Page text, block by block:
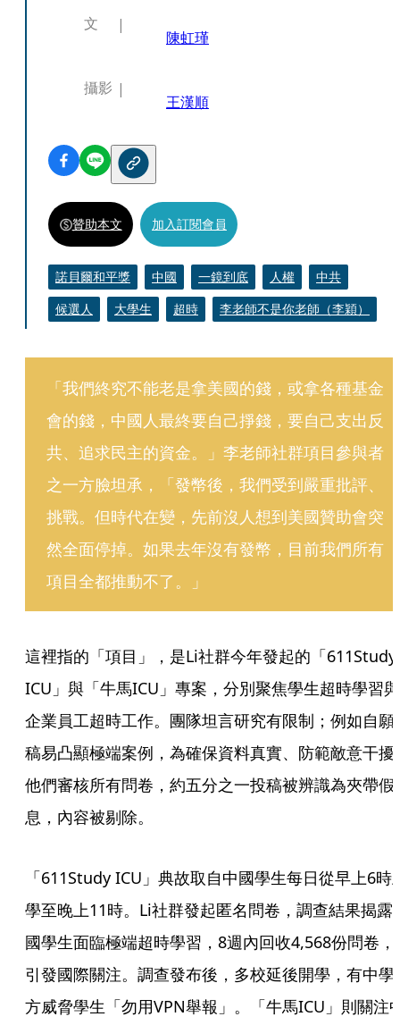
文
陳虹瑾
攝影
王漢順
贊助本文 加入訂閱會員
諾貝爾和平獎 中國 一鏡到底 人權
中共
候選人
大學生 超時 李老師不是你老師（李穎）
「我們終究不能老是拿美國的錢，或拿各種基金
會的錢，中國人最終要自己掙錢，要自己支出反
共、追求民主的資金。」李老師社群項目參與者
之一方臉坦承，「發幣後，我們受到嚴重批評、
挑戰。但時代在變，先前沒人想到美國贊助會突
然全面停掉。如果去年沒有發幣，目前我們所有
項目全都推動不了。」
這裡指的「項目」，是Li社群今年發起的「611Study
ICU」與「牛馬ICU」專案，分別聚焦學生超時學習與
企業員工超時工作。團隊坦言研究有限制；例如自願
稿易凸顯極端案例，為確保資料真實、防範敵意干擾
他們審核所有問卷，約五分之一投稿被辨識為夾帶假
息，內容被剔除。
「611Study ICU」典故取自中國學生每日從早上6時
學至晚上11時。Li社群發起匿名問卷，調查結果揭露
國學生面臨極端超時學習，8週內回收4,568份問卷，
引發國際關注。調查發布後，多校延後開學，有中學
方威脅學生「勿用VPN舉報」。「牛馬ICU」則關注